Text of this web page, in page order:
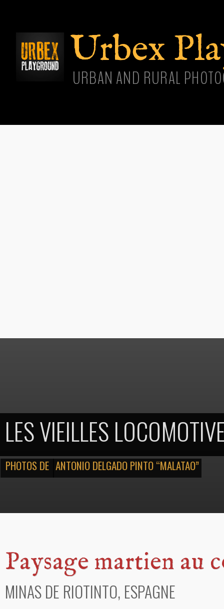
Urbex
URBAN AND RURAL
LES VIEILLES
ANTONIO DELGADO PINTO “MALATAO”
PHOTOS DE
Paysage martien au
MINAS DE RIOTINTO, ESPAGNE